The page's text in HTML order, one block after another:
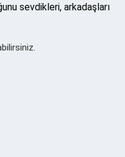
sevdikleri, arkadaşları